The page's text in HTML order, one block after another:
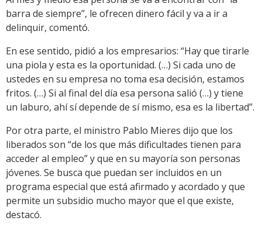
barra de siempre”, le ofrecen dinero fácil y va a ir a
delinquir, comentó.
En ese sentido, pidió a los empresarios: “Hay que tirarle
una piola y esta es la oportunidad. (…) Si cada uno de
ustedes en su empresa no toma esa decisión, estamos
fritos. (…) Si al final del día esa persona salió (…) y tiene
un laburo, ahí sí depende de sí mismo, esa es la libertad”.
Por otra parte, el ministro Pablo Mieres dijo que los
liberados son “de los que más dificultades tienen para
acceder al empleo” y que en su mayoría son personas
jóvenes. Se busca que puedan ser incluidos en un
programa especial que está afirmado y acordado y que
permite un subsidio mucho mayor que el que existe,
destacó.